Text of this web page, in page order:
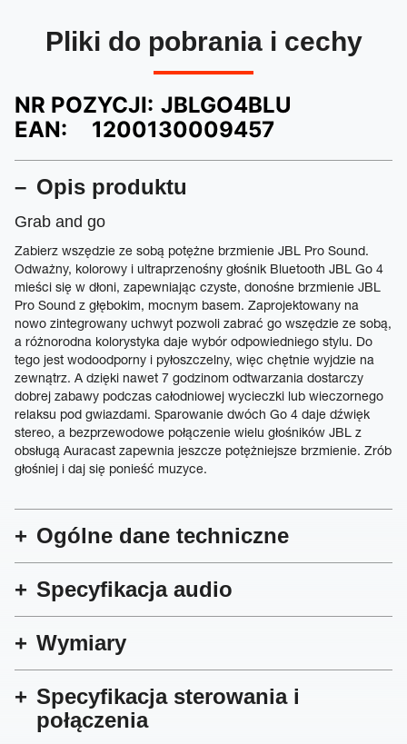
Pliki do pobrania i cechy
NR POZYCJI: JBLGO4BLU
EAN:
1200130009457
Opis produktu
Grab and go
Zabierz wszędzie ze sobą potężne brzmienie JBL Pro Sound.
Odważny, kolorowy i ultraprzenośny głośnik Bluetooth JBL Go 4
mieści się w dłoni, zapewniając czyste, donośne brzmienie JBL
Pro Sound z głębokim, mocnym basem. Zaprojektowany na
nowo zintegrowany uchwyt pozwoli zabrać go wszędzie ze sobą,
a różnorodna kolorystyka daje wybór odpowiedniego stylu. Do
tego jest wodoodporny i pyłoszczelny, więc chętnie wyjdzie na
zewnątrz. A dzięki nawet 7 godzinom odtwarzania dostarczy
dobrej zabawy podczas całodniowej wycieczki lub wieczornego
relaksu pod gwiazdami. Sparowanie dwóch Go 4 daje dźwięk
stereo, a bezprzewodowe połączenie wielu głośników JBL z
obsługą Auracast zapewnia jeszcze potężniejsze brzmienie. Zrób
głośniej i daj się ponieść muzyce.
Ogólne dane techniczne
Specyfikacja audio
Wymiary
Specyfikacja sterowania i
połączenia